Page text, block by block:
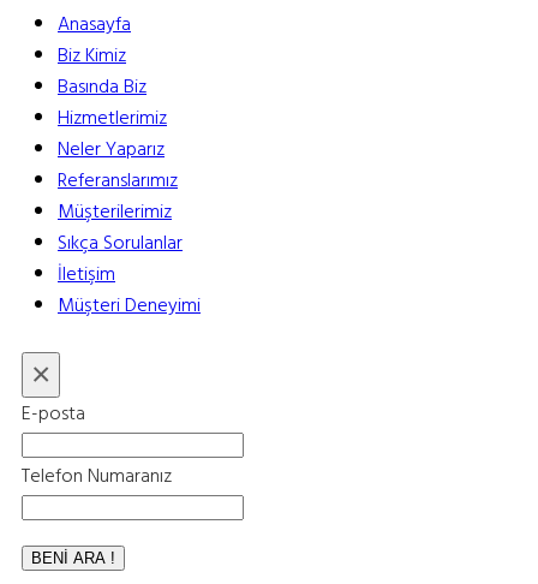
Anasayfa
Biz Kimiz
Basında Biz
Hizmetlerimiz
Neler Yaparız
Referanslarımız
Müşterilerimiz
Sıkça Sorulanlar
İletişim
Müşteri Deneyimi
×
E-posta
Telefon Numaranız